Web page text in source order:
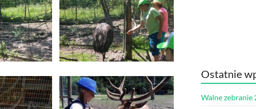
Ostatnie
Walne zebranie